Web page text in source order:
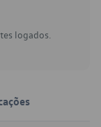
logados.